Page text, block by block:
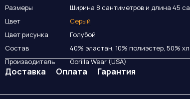
Размеры
Ширина 8 сантиметров и длина 45
Цвет
Серый
Цвет рисунка
Голубой
Состав
40% эластан, 10% полиэстер, 50%
Производитель
Gorilla Wear (USA)
Доставка Оплата Гарантия